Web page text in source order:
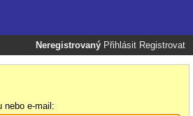
Neregistrovaný Přihlásit Registrovat
nebo e-mail: